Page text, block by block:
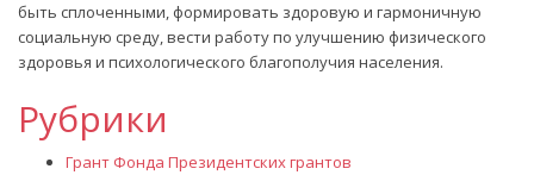
быть сплоченными, формировать здоровую и гармоничную
социальную среду, вести работу по улучшению физического
здоровья и психологического благополучия населения.
Рубрики
Грант Фонда Президентских грантов